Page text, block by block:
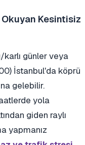
Okuyan Kesintisiz
günler veya
İstanbul'da köprü
gelebilir.
yola
giden raylı
yapmanız